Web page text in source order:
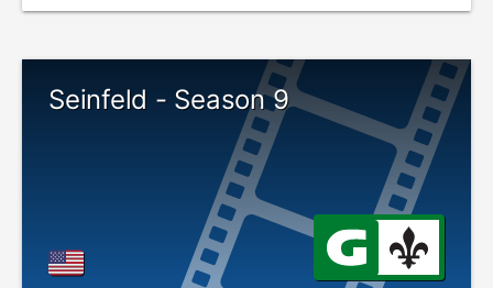
Seinfeld - Season 9